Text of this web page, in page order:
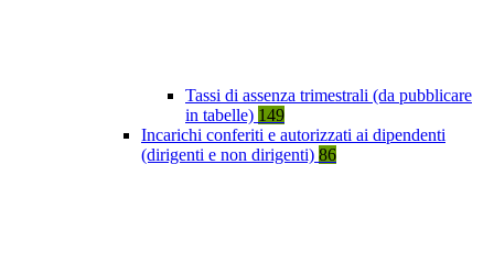
Tassi di assenza trimestrali (da pubblicare
in tabelle) 149
Incarichi conferiti e autorizzati ai dipendenti
(dirigenti e non dirigenti) 86